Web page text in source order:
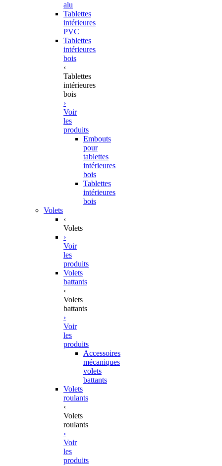
alu
Tablettes
intérieures
PVC
Tablettes
intérieures
bois
‹
Tablettes
intérieures
bois
›
Voir
les
produits
Embouts
pour
tablettes
intérieures
bois
Tablettes
intérieures
bois
Volets
‹
Volets
›
Voir
les
produits
Volets
battants
‹
Volets
battants
›
Voir
les
produits
Accessoires
mécaniques
volets
battants
Volets
roulants
‹
Volets
roulants
›
Voir
les
produits